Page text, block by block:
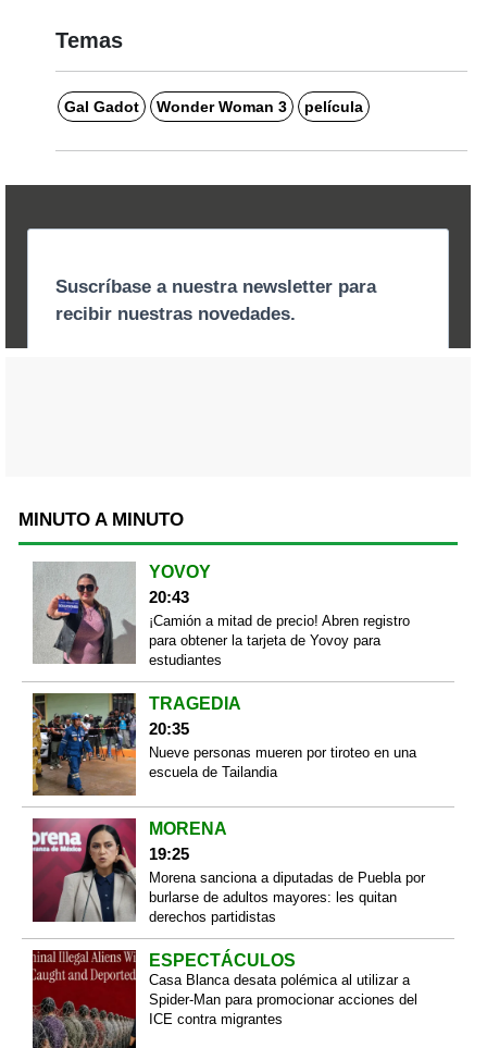
Temas
Gal Gadot Wonder Woman 3 película
MINUTO A MINUTO
YOVOY
20:43
¡Camión a mitad de precio! Abren registro
para obtener la tarjeta de Yovoy para
estudiantes
TRAGEDIA
20:35
Nueve personas mueren por tiroteo en una
escuela de Tailandia
MORENA
19:25
Morena sanciona a diputadas de Puebla por
burlarse de adultos mayores: les quitan
derechos partidistas
ESPECTÁCULOS
Casa Blanca desata polémica al utilizar a
Spider-Man para promocionar acciones del
ICE contra migrantes